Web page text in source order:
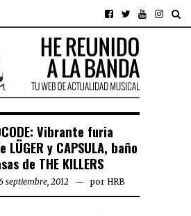
Vibrante furia
y CAPSULA, baño
de THE KILLERS
septiembre, 2012 por HRB